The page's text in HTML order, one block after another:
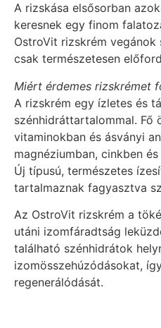
A rizskása elsősorban
keresnek egy finom
OstroVit rizskrém vegánok
csak természetesen
Miért érdemes rizskrémet
A rizskrém egy ízletes és
szénhidráttartalommal. Fő
vitaminokban és ásványi
magnéziumban, cinkben
Új típusú, természetes
tartalmaznak fagyasztva
Az OstroVit rizskrém a
utáni izomfáradtság
található szénhidrátok
izomösszehúzódásokat,
regenerálódását.